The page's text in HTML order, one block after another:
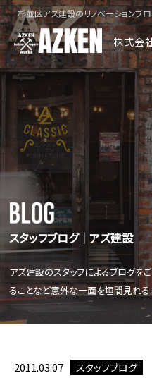
株式会
杉並区アズ建設のリノベーションブ
スタッフブログ│アズ建設
アズ建設のスタッフによるブログを
ることなど意外な一面を垣間見れる
2011.03.07 スタッフブログ